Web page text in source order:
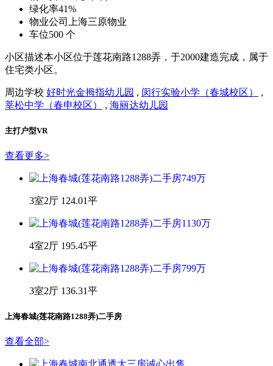
率1.6
化 率41%
车位500个
孙慧姣
我对本小区很了解
近三个月带看：
在线咨询
扫码拨号
租售委托
上海春城(莲花南路1288弄)简介
物业类型住宅
年代2000年